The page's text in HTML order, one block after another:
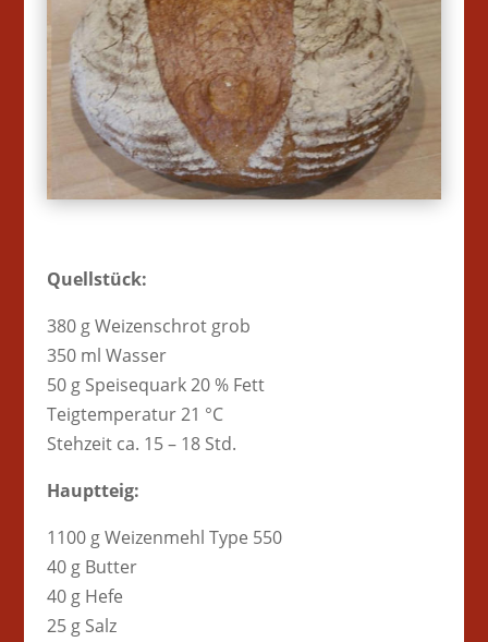
Quellstück:
380 g Weizenschrot grob
350 ml Wasser
50 g Speisequark 20 % Fett
Teigtemperatur 21 °C
Stehzeit ca. 15 – 18 Std.
Hauptteig:
1100 g Weizenmehl Type 550
40 g Butter
40 g Hefe
25 g Salz